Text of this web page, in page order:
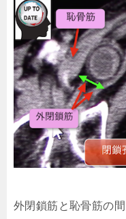
外閉鎖筋と恥骨筋の